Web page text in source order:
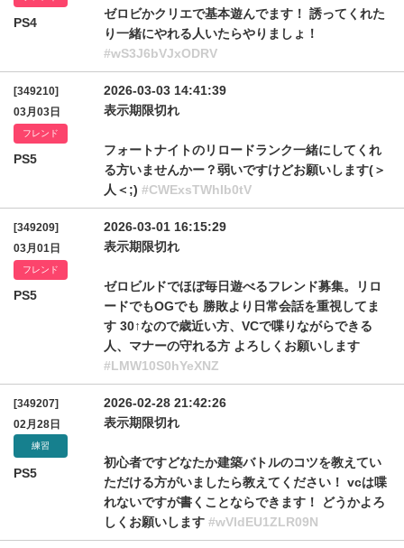
PS4
ゼロビかクリエで基本遊んでます！ 誘ってくれた
り一緒にやれる人いたらやりましょ！
#wS3J6bVJxODRV
[349210]
03月03日
フレンド
PS5
2026-03-03 14:41:39
表示期限切れ
フォートナイトのリロードランク一緒にしてくれ
る方いませんかー？弱いですけどお願いします(＞
人＜;) #CWExsTWhIb0tV
[349209]
03月01日
フレンド
PS5
2026-03-01 16:15:29
表示期限切れ
ゼロビルドでほぼ毎日遊べるフレンド募集。リロ
ードでもOGでも 勝敗より日常会話を重視してま
す 30↑なので歳近い方、VCで喋りながらできる
人、マナーの守れる方 よろしくお願いします
#LMW10S0hYeXNZ
[349207]
02月28日
練習
PS5
2026-02-28 21:42:26
表示期限切れ
初心者ですどなたか建築バトルのコツを教えてい
ただける方がいましたら教えてください！ vcは喋
れないですが書くことならできます！ どうかよろ
しくお願いします #wVldEU1ZLR09N